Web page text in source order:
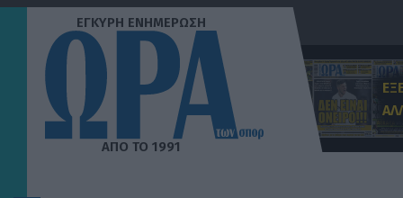
Μετάβαση
περιεχόμενο